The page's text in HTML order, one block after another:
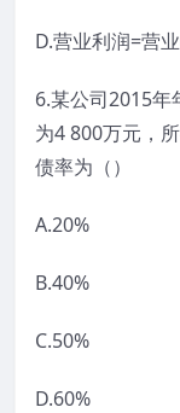
D.营业利润=营
6.某公司2015年
为4 800万元，
债率为（）
A.20%
B.40%
C.50%
D.60%